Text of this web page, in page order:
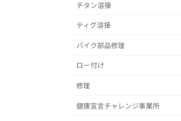
チタン溶接
ティグ溶接
バイク部品修理
ロー付け
修理
健康宣言チャレンジ事業所